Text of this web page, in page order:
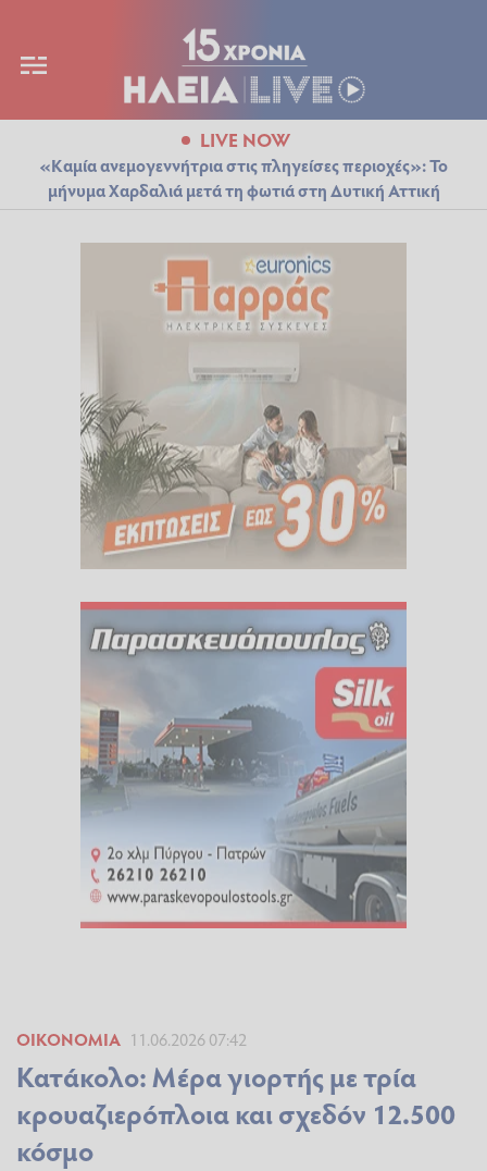
LIVE NOW
«Καμία ανεμογεννήτρια στις πληγείσες περιοχές»: Το
μήνυμα Χαρδαλιά μετά τη φωτιά στη Δυτική Αττική
ΟΙΚΟΝΟΜΊΑ 11.06.2026 07:42
Κατάκολο: Μέρα γιορτής με τρία
κρουαζιερόπλοια και σχεδόν 12.500
κόσμο